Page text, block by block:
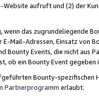
aufruft und (2) der
das zugrundeliegende
Mail-Adressen, Einsatz von
Bounty Events, die nicht
ob ein Bounty Event
Bounty-spezifischen
Partnerprogramm erlaubt.